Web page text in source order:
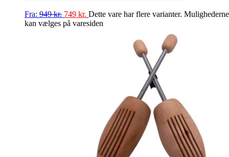
Fra: 949kr. 749 kr. Dette vare har flere varianter. Mulighederne
kan vælges på varesiden